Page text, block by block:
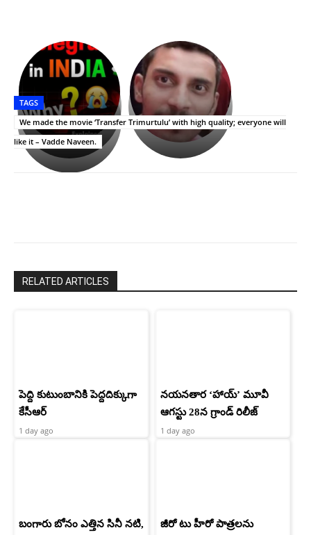
భగవంతుని
ప్రసాదం
తీర్థం..తులసీదళం
లేకుండా
అసంపూర్ణం
కేజీఎఫ్
సినిమాతో
పాన్
ఇండియా
స్టార్
హీరోయిన్‏గా
శ్రీనిధి
Upasana:
భర్తపై
రివెంజ్
తీర్చుకున్న
ఉపాసన..
పాపం
రామ్
TAGS
We made the movie ‘Transfer Trimurtulu’ with high quality; everyone will
like it – Vadde Naveen.
RELATED ARTICLES
పెద్ది కుటుంబానికి పెద్దదిక్కుగా
కేసీఆర్
1 day ago
నయనతార ‘హాయ్’ మూవీ
ఆగస్టు 28న గ్రాండ్ రిలీజ్
1 day ago
బంగారు బోనం ఎత్తిన సినీ నటి,
జీరో టు హీరో పాత్రలను